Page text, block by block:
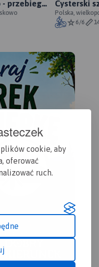
cookie, aby
oferować
ruch.
- przebieg
Cysterski
Polska,
6/6